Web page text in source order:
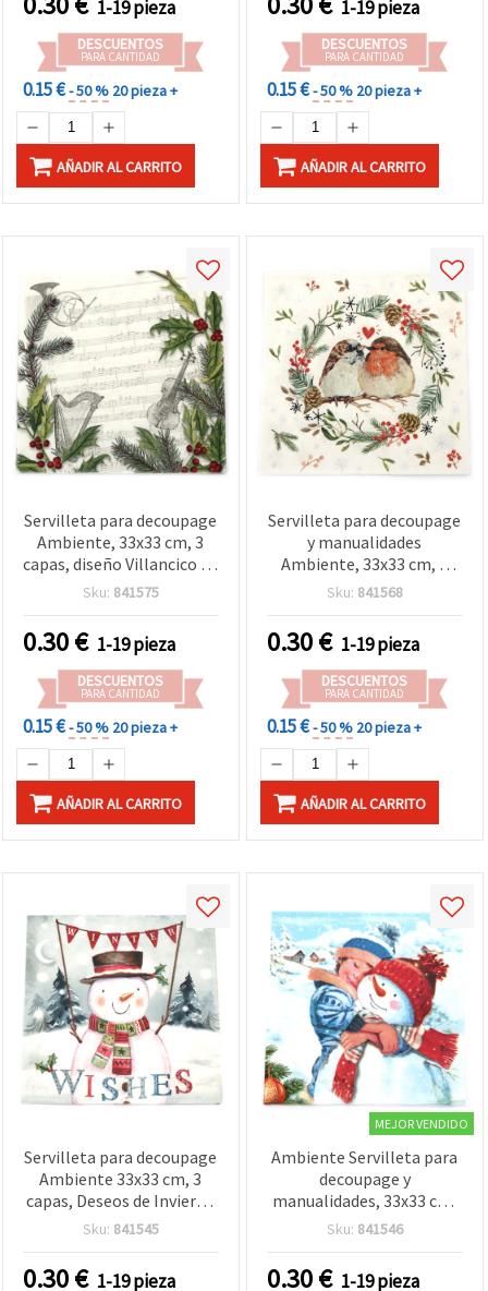
1-19 pieza
DESCUENTOS
PARA CANTIDAD
0.15 €- 50 % 20 pieza +
AÑADIR AL CARRITO
1-19 pieza
DESCUENTOS
PARA CANTIDAD
0.15 €- 50 % 20 pieza +
AÑADIR AL CARRITO
Servilleta para decoupage
Ambiente, 33x33 cm, 3
capas, diseño Villancico de
Navidad - 1 unidad
Sku: 841575
0.30€ 1-19 pieza
DESCUENTOS
PARA CANTIDAD
0.15 €- 50 % 20 pieza +
AÑADIR AL CARRITO
Servilleta para decoupage
y manualidades
Ambiente, 33x33 cm, 3
capas, gorrión y petirrojo
Sku: 841568
0.30€ 1-19 pieza
DESCUENTOS
PARA CANTIDAD
0.15 €- 50 % 20 pieza +
AÑADIR AL CARRITO
Servilleta para decoupage
Ambiente 33x33 cm, 3
capas, Deseos de Invierno
- 1 unidad
Sku: 841545
0.30€ 1-19 pieza
MEJOR VENDIDO
Ambiente Servilleta para
decoupage y
manualidades, 33x33 cm,
3 capas, diseño “Dulce
Sku: 841546
0.30€ 1-19 pieza